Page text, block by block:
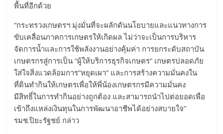
พื้นที่อีกด้วย
​“กระทรวงเกษตรฯ มุ่งมั่นที่จะผลักดันนโยบายและแนวทางการ
ขับเคลื่อนภาคการเกษตรให้เกิดผล ไม่ว่าจะเป็นการบริหาร
จัดการน้ำและการใช้พลังงานอย่างคุ้มค่า การยกระดับสถาบัน
เกษตรกรสู่การเป็น “ผู้ให้บริการธุรกิจเกษตร” เกษตรปลอดภัย
ใส่ใจสิ่งแวดล้อมการ”หยุดเผา” และการสร้างความมั่นคงใน
ที่ดินทำกินให้เกษตรเพื่อให้พี่น้องเกษตรกรมีความมั่นคง
มีสิทธิ์ในการทำกินอย่างถูกต้อง และสามารถนำไปต่อยอดเพื่อ
เข้าถึงแหล่งเงินทุนในการพัฒนาอาชีพได้อย่างสบายใจ”
รมช.ปิยะรัฐชย์ กล่าว